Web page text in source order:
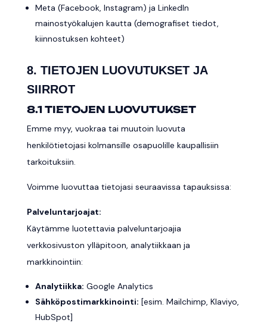
Meta (Facebook, Instagram) ja LinkedIn
mainostyökalujen kautta (demografiset tiedot,
kiinnostuksen kohteet)
8. TIETOJEN LUOVUTUKSET JA
SIIRROT
8.1 TIETOJEN LUOVUTUKSET
Emme myy, vuokraa tai muutoin luovuta
henkilötietojasi kolmansille osapuolille kaupallisiin
tarkoituksiin.
Voimme luovuttaa tietojasi seuraavissa tapauksissa:
Palveluntarjoajat:
Käytämme luotettavia palveluntarjoajia
verkkosivuston ylläpitoon, analytiikkaan ja
markkinointiin:
Analytiikka: Google Analytics
Sähköpostimarkkinointi: [esim. Mailchimp, Klaviyo,
HubSpot]